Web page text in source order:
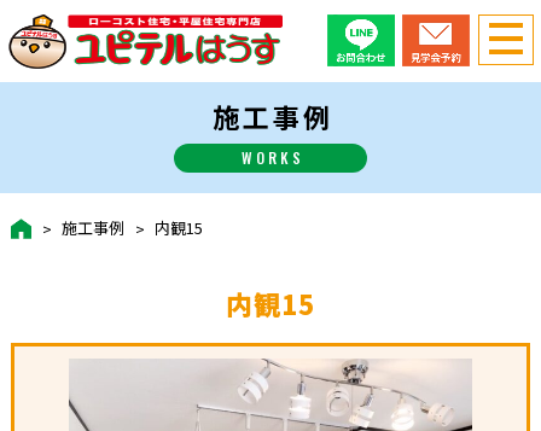
施工事例
WORKS
施工事例 内観15
内観15